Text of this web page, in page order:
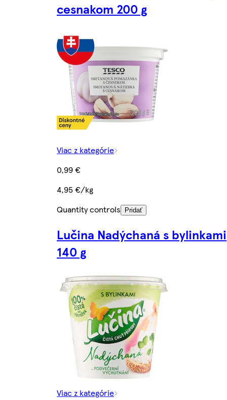
cesnakom 200 g
Viac z kategórie
0,99 €
4,95 €/kg
Quantity controls
Pridať
Lučina Nadýchaná s bylinkami
140 g
Viac z kategórie